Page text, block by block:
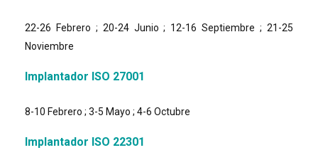
22-26 Febrero ; 20-24 Junio ; 12-16 Septiembre ; 21-25
Noviembre
Implantador ISO 27001
8-10 Febrero ; 3-5 Mayo ; 4-6 Octubre
Implantador ISO 22301